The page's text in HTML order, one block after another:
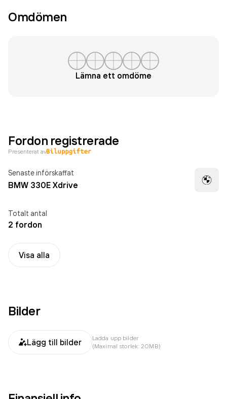
Omdömen
Lämna ett omdöme
Fordon registrerade
Presenterat av
Senaste införskaffat
BMW 330E Xdrive
Totalt antal
2 fordon
Visa alla
Bilder
Lägg till bilder
Ladda upp bilder
(Maximal storlek: 20MB)